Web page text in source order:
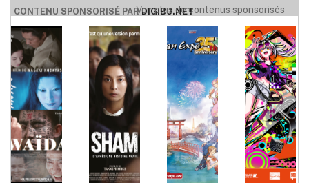
CONTENU SPONSORISÉ PARDIGIBU.NET
Voir plus de contenus sponsorisés